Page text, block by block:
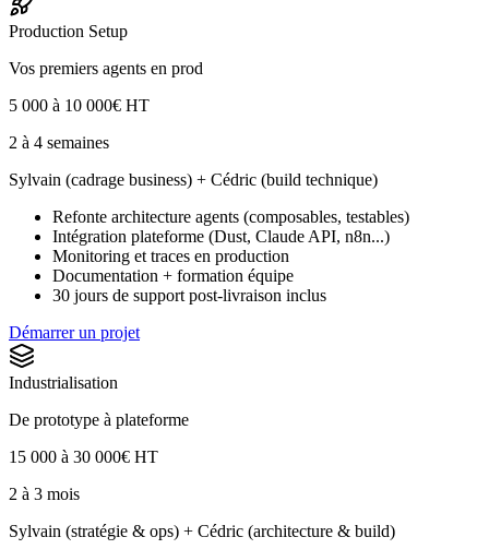
Production Setup
Vos premiers agents en prod
5 000 à 10 000€ HT
2 à 4 semaines
Sylvain (cadrage business) + Cédric (build technique)
Refonte architecture agents (composables, testables)
Intégration plateforme (Dust, Claude API, n8n...)
Monitoring et traces en production
Documentation + formation équipe
30 jours de support post-livraison inclus
Démarrer un projet
Industrialisation
De prototype à plateforme
15 000 à 30 000€ HT
2 à 3 mois
Sylvain (stratégie & ops) + Cédric (architecture & build)